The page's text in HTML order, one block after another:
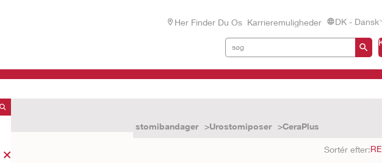
Her Finder Du Os Karrieremuligheder
DK - Dansk
1-dels stomibandager Urostomiposer CeraPlus
Sortér efter: